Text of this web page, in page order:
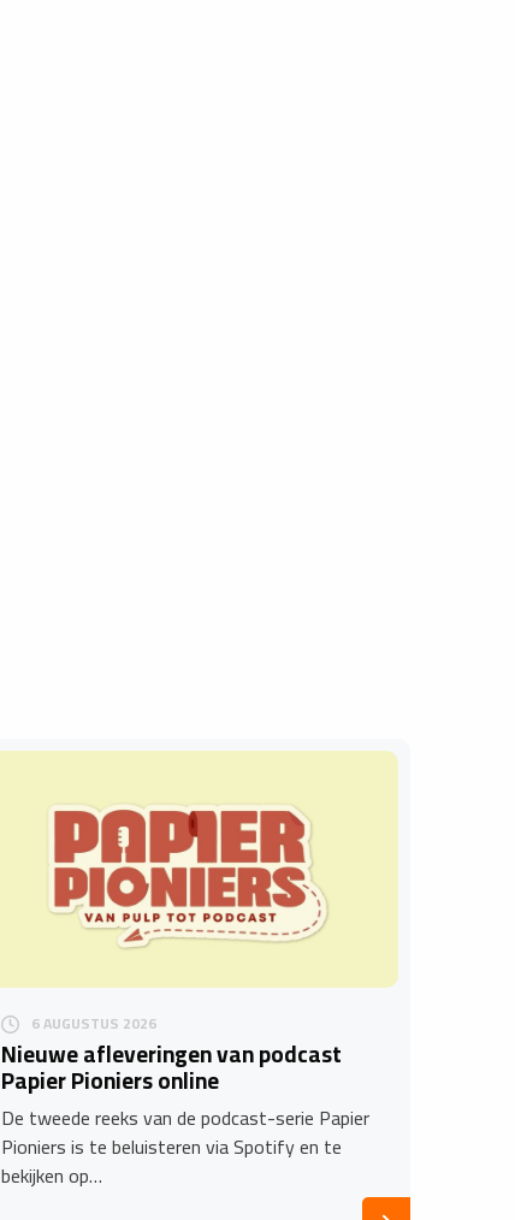
6 AUGUSTUS 2026
Nieuwe afleveringen van podcast
Papier Pioniers online
De tweede reeks van de podcast-serie Papier
Pioniers is te beluisteren via Spotify en te
bekijken op…